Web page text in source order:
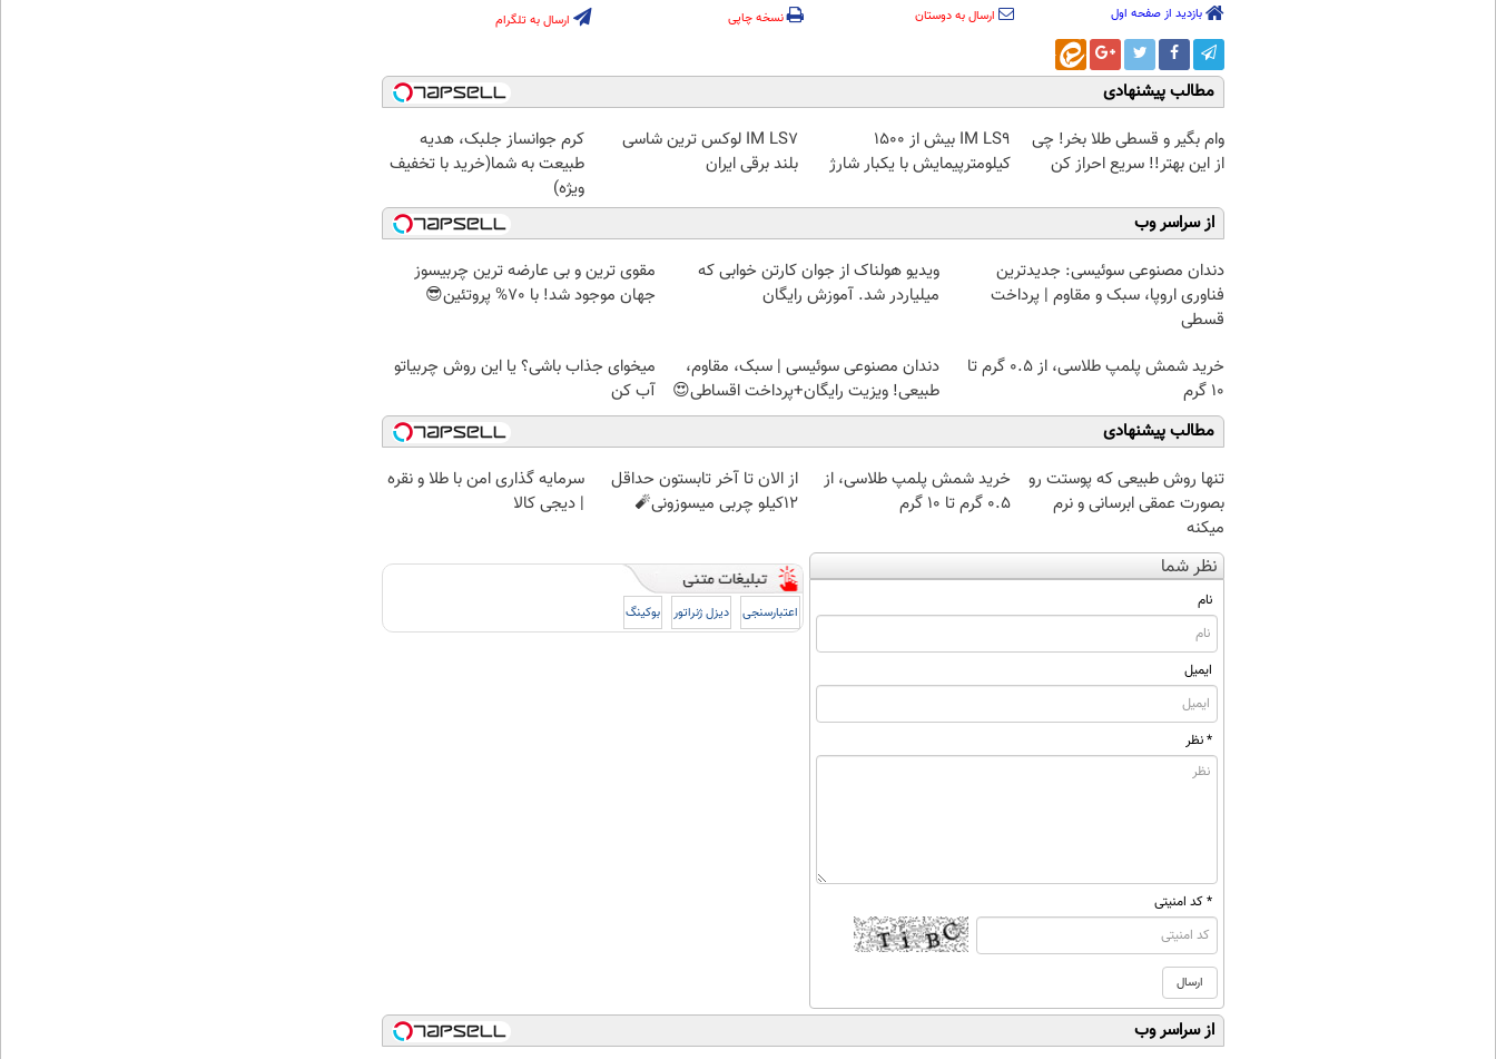
بازدید از صفحه اول ارسال به دوستان نسخه چاپی ارسال به تلگرام
مطالب پیشنهادی
وام بگیر و قسطی طلا بخر! چی
از این بهتر!! سریع احراز کن
IM LS9 بیش از 1500
کیلومترپیمایش با یکبار شارژ
IM LS7 لوکس ترین شاسی
بلند برقی ایران
کرم جوانساز جلبک، هدیه
طبیعت به شما(خرید با تخفیف
ویژه)
از سراسر وب
دندان مصنوعی سوئیسی: جدیدترین
فناوری اروپا، سبک و مقاوم | پرداخت
قسطی
ویدیو هولناک از جوان کارتن خوابی که
میلیاردر شد. آموزش رایگان
مقوی ترین و بی عارضه ترین چربیسوز
جهان موجود شد! با 70% پروتئین😎
خرید شمش پلمپ طلاسی، از ۰.۵ گرم تا
۱۰ گرم
دندان مصنوعی سوئیسی | سبک، مقاوم،
طبیعی! ویزیت رایگان+پرداخت اقساطی😍
میخوای جذاب باشی؟ یا این روش چربیاتو
آب کن
مطالب پیشنهادی
تنها روش طبیعی که پوستت رو
بصورت عمقی ابرسانی و نرم
میکنه
خرید شمش پلمپ طلاسی، از
۰.۵ گرم تا ۱۰ گرم
از الان تا آخر تابستون حداقل
12کیلو چربی میسوزونی🧨
سرمایه گذاری امن با طلا و نقره
| دیجی کالا
نظر شما
نام
ایمیل
* نظر
* کد امنیتی
اعتبارسنجی دیزل ژنراتور بوکینگ
از سراسر وب